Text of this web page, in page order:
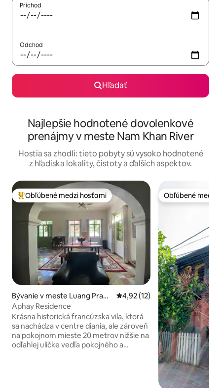
Príchod
Odchod
Hľadať
Najlepšie hodnotené dovolenkové
prenájmy v meste Nam Khan River
Hostia sa zhodli: tieto pobyty sú vysoko hodnotené
z hľadiska lokality, čistoty a ďalších aspektov.
Najobľúbenejšie medzi hosťami
Obľúbené medzi hosťami
Bývanie v meste Luang Praba
ng
Priemerné ohodnotenie 4,92
4,92 (12)
Aphay Residence
Krásna historická francúzska vila, ktorá
sa nachádza v centre diania, ale zároveň
na pokojnom mieste 20 metrov nižšie na
odľahlej uličke vedľa pokojného a
Obľúbené medzi
Obľúbené medzi